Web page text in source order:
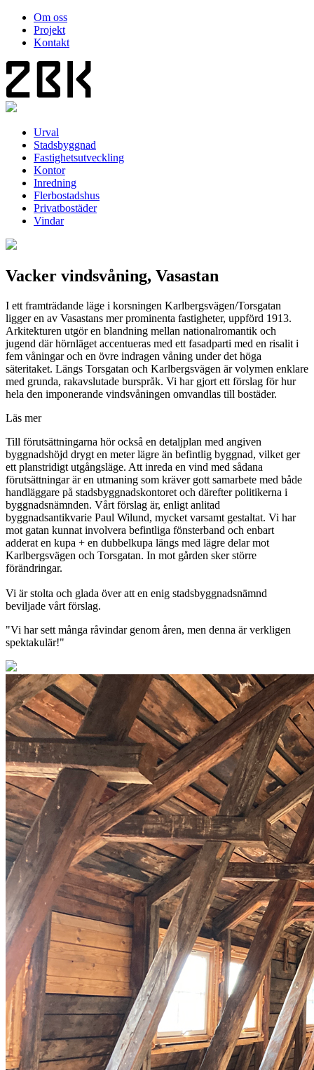
Om oss
Projekt
Kontakt
Urval
Stadsbyggnad
Fastighetsutveckling
Kontor
Inredning
Flerbostadshus
Privatbostäder
Vindar
Vacker vindsvåning, Vasastan
I ett framträdande läge i korsningen Karlbergsvägen/Torsgatan
ligger en av Vasastans mer prominenta fastigheter, uppförd 1913.
Arkitekturen utgör en blandning mellan nationalromantik och
jugend där hörnläget accentueras med ett fasadparti med en risalit i
fem våningar och en övre indragen våning under det höga
säteritaket. Längs Torsgatan och Karlbergsvägen är volymen enklare
med grunda, rakavslutade burspråk. Vi har gjort ett förslag för hur
hela den imponerande vindsvåningen omvandlas till bostäder.
Läs mer
Till förutsättningarna hör också en detaljplan med angiven
byggnadshöjd drygt en meter lägre än befintlig byggnad, vilket ger
ett planstridigt utgångsläge. Att inreda en vind med sådana
förutsättningar är en utmaning som kräver gott samarbete med både
handläggare på stadsbyggnadskontoret och därefter politikerna i
byggnadsnämnden. Vårt förslag är, enligt anlitad
byggnadsantikvarie Paul Wilund, mycket varsamt gestaltat. Vi har
mot gatan kunnat involvera befintliga fönsterband och enbart
adderat en kupa + en dubbelkupa längs med lägre delar mot
Karlbergsvägen och Torsgatan. In mot gården sker större
förändringar.
Vi är stolta och glada över att en enig stadsbyggnadsnämnd
beviljade vårt förslag.
"Vi har sett många råvindar genom åren, men denna är verkligen
spektakulär!"